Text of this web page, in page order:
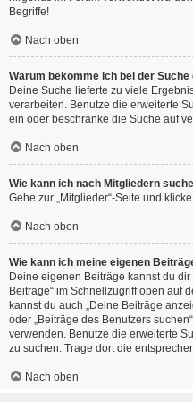
Begriffe!
Nach oben
Warum bekomme ich bei der Suche
Deine Suche lieferte zu viele
verarbeiten. Benutze die erweiterte
ein oder beschränke die Suche auf
Nach oben
Wie kann ich nach Mitgliedern
Gehe zur „Mitglieder“-Seite und
Nach oben
Wie kann ich meine eigenen
Deine eigenen Beiträge kannst du
Beiträge“ im Schnellzugriff oben auf
kannst du auch „Deine Beiträge
oder „Beiträge des Benutzers
verwenden. Benutze die erweiterte
zu suchen. Trage dort die
Nach oben